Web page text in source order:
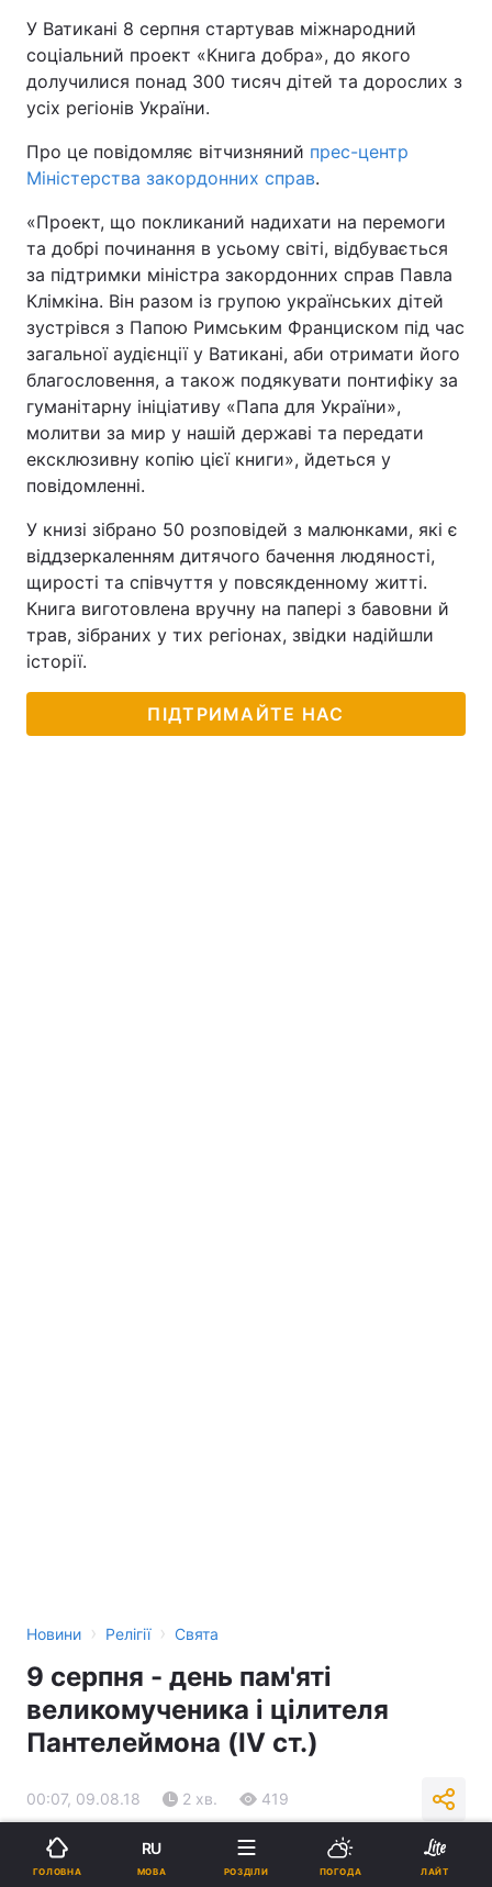
У Ватикані 8 серпня стартував міжнародний
соціальний проект «Книга добра», до якого
долучилися понад 300 тисяч дітей та дорослих з
усіх регіонів України.
Про це повідомляє вітчизняний прес-центр
Міністерства закордонних справ.
«Проект, що покликаний надихати на перемоги
та добрі починання в усьому світі, відбувається
за підтримки міністра закордонних справ Павла
Клімкіна. Він разом із групою українських дітей
зустрівся з Папою Римським Франциском під час
загальної аудієнції у Ватикані, аби отримати його
благословення, а також подякувати понтифіку за
гуманітарну ініціативу «Папа для України»,
молитви за мир у нашій державі та передати
ексклюзивну копію цієї книги», йдеться у
повідомленні.
У книзі зібрано 50 розповідей з малюнками, які є
віддзеркаленням дитячого бачення людяності,
щирості та співчуття у повсякденному житті.
Книга виготовлена вручну на папері з бавовни й
трав, зібраних у тих регіонах, звідки надійшли
історії.
ПІДТРИМАЙТЕ НАС
Новини › Релігії › Свята
9 серпня - день пам'яті
великомученика і цілителя
Пантелеймона (IV ст.)
00:07, 09.08.18 2 хв. 419
Підпишіться на нас в Google
ГОЛОВНА
RU
МОВА РОЗДІЛИ ПОГОДА ЛАЙТ